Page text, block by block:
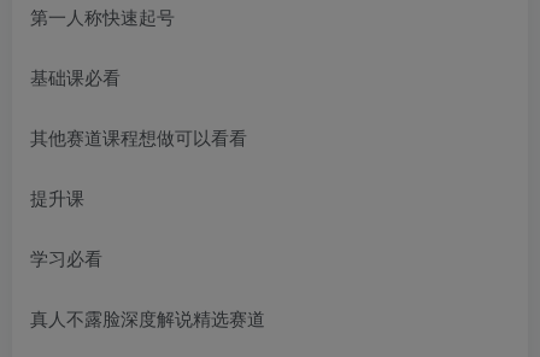
第一人称快速起号
基础课必看
其他赛道课程想做可以看看
提升课
学习必看
真人不露脸深度解说精选赛道